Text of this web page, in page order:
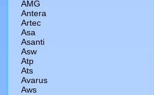
AMG
Antera
Artec
Asa
Asanti
Asw
Atp
Ats
Avarus
Aws